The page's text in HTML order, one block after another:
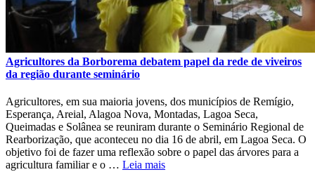
Agricultores da Borborema debatem papel da rede de viveiros
da região durante seminário
Agricultores, em sua maioria jovens, dos municípios de Remígio,
Esperança, Areial, Alagoa Nova, Montadas, Lagoa Seca,
Queimadas e Solânea se reuniram durante o Seminário Regional de
Rearborização, que aconteceu no dia 16 de abril, em Lagoa Seca. O
objetivo foi de fazer uma reflexão sobre o papel das árvores para a
agricultura familiar e o … Leia mais